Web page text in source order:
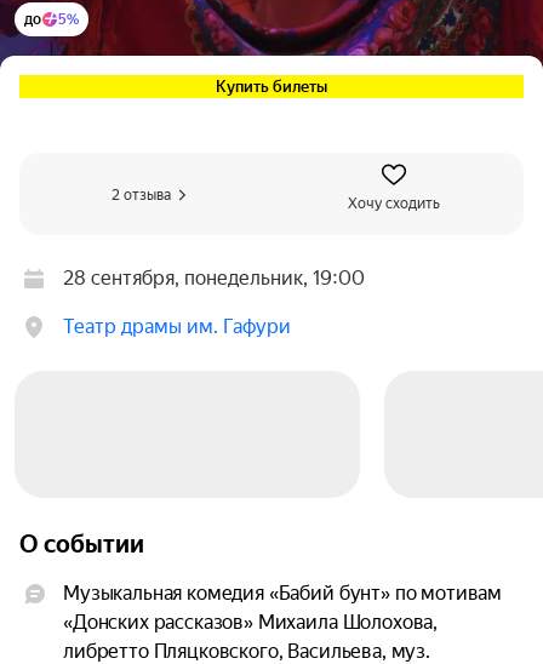
до 5%
Купить билеты
2 отзыва Хочу сходить
28 сентября, понедельник, 19:00
Театр драмы им. Гафури
О событии
Музыкальная комедия «Бабий бунт» по мотивам
«Донских рассказов» Михаила Шолохова,
либретто Пляцковского, Васильева, муз.